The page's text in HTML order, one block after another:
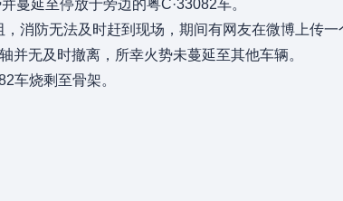
蔓延至停放于旁边的粤C·33082车。
消防无法及时赶到现场，期间有网友在微博上传
并无及时撤离，所幸火势未蔓延至其他车辆。
车烧剩至骨架。